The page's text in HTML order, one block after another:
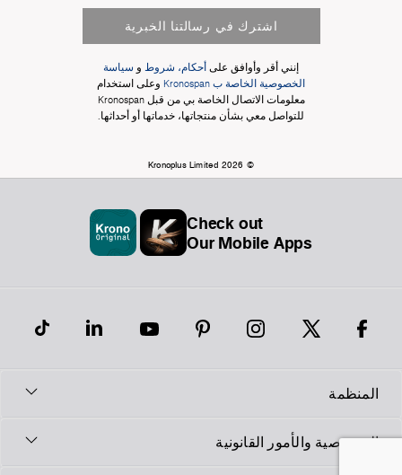
اشترك في رسالتنا الخبرية
إنني أقر وأوافق على أحكام، شروط و سياسة
الخصوصية الخاصة ب Kronospan
وعلى استخدام
معلومات الاتصال الخاصة بي من قبل Kronospan
للتواصل معي بشأن منتجاتها، خدماتها أو أحداثها.
© Kronoplus Limited 2026
Check out
Our Mobile Apps
المنظمة
الخصوصية والأمور القانونية